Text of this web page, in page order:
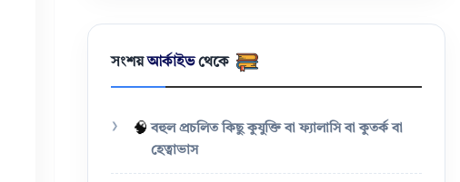
সংশয়আর্কাইভথেকে
🧠 বহুল প্রচলিত কিছু কুযুক্তি বা ফ্যালাসি বা কুতর্ক বা
হেত্বাভাস